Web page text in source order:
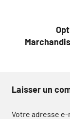
Laisser un
Votre adresse e-